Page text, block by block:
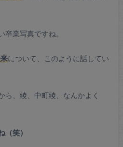
卒業写真ですね。
について、このように話してい
ら、綾、中町綾、なんかよく
（笑）